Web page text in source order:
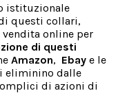
istituzionale
questi collari,
online per
di questi
Amazon, Ebay e le
eliminino dalle
di azioni di